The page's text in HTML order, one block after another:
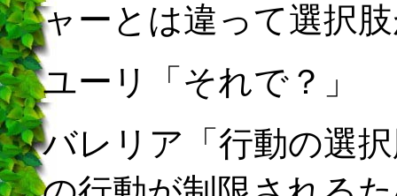
ャーとは違って選択
ユーリ「それで？」
バレリア「行動の選